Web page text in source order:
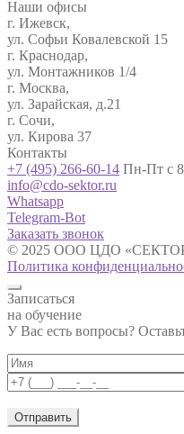
Наши офисы
г. Ижевск,
ул. Софьи Ковалевской 15
г. Краснодар,
ул. Монтажников 1/4
г. Москва,
ул. Зарайская, д.21
г. Сочи,
ул. Кирова 37
Контакты
+7 (495) 266-60-14 Пн-Пт с
info@cdo-sektor.ru
Whatsapp
Telegram-Bot
Заказать звонок
© 2025 ООО ЦДО
Политика
Записаться
на обучение
У Вас есть вопросы?